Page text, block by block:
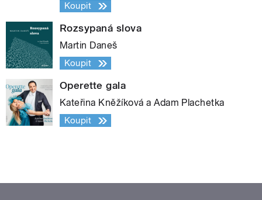
Koupit
Rozsypaná slova
Martin Daneš
Koupit
Operette gala
Kateřina Kněžíková a Adam Plachetka
Koupit